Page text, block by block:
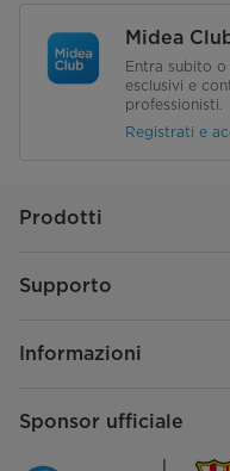
Midea
Entra subito
esclusivi e
professionisti.
Registrati e
Prodotti
Supporto
Informazioni
Sponsor ufficiale